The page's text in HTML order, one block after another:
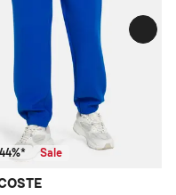
Sale